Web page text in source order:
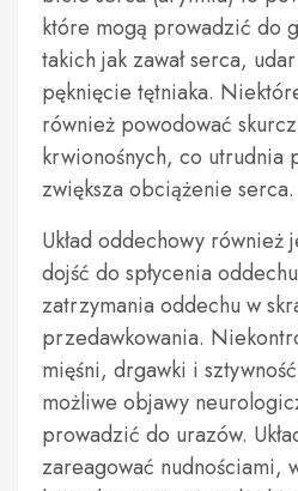
które mogą prowadzić do
takich jak zawał serca,
pęknięcie tętniaka.
również powodować
krwionośnych, co utrudnia
zwiększa obciążenie serca.
Układ oddechowy również
dojść do spłycenia
zatrzymania oddechu w
przedawkowania.
mięśni, drgawki i
możliwe objawy
prowadzić do urazów.
zareagować nudnościami,